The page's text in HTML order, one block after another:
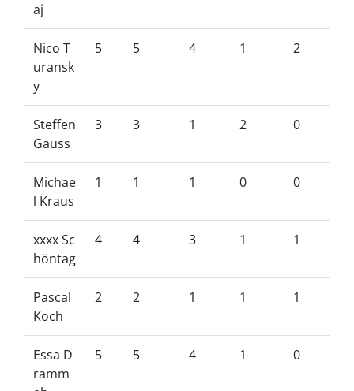
aj
Nico T
uransk
y
5 5 4 1 2
Steffen
Gauss
3 3 1 2 0
Michae
l Kraus
1 1 1 0 0
xxxx Sc
höntag
4 4 3 1 1
Pascal
Koch
2 2 1 1 1
Essa D
ramm
5 5 4 1 0